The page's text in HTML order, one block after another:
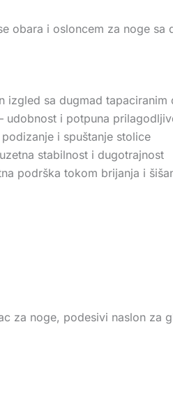
obara i osloncem za noge
izgled sa dugmad tapaciranim
udobnost i potpuna
i spuštanje stolice
stabilnost i dugotrajnost
podrška tokom brijanja i
za noge, podesivi naslon za